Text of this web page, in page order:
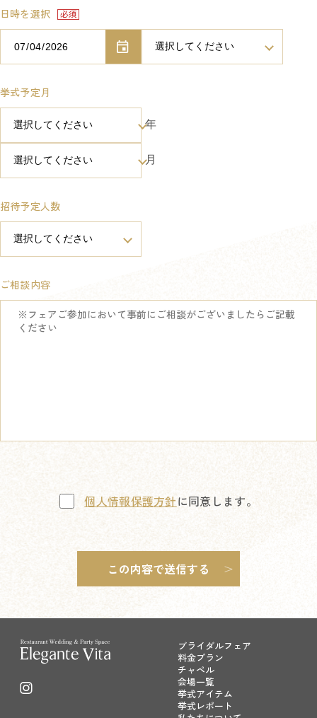
日時を選択
挙式予定月
年
月
招待予定人数
ご相談内容
個人情報保護方針に同意します。
ブライダルフェア
料金プラン
チャペル
会場一覧
挙式アイテム
挙式レポート